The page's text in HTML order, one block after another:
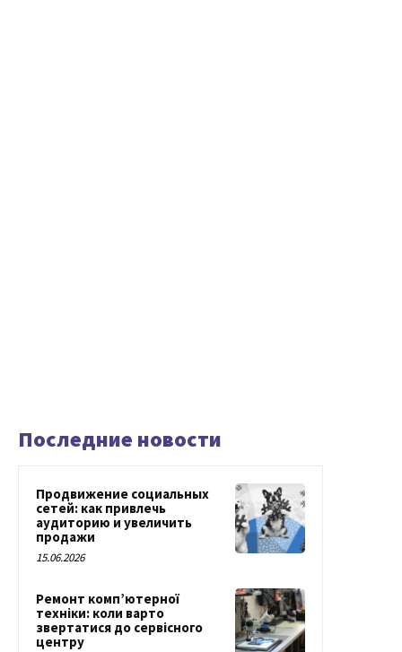
Последние новости
Продвижение социальных
сетей: как привлечь
аудиторию и увеличить
продажи
15.06.2026
Ремонт комп’ютерної
техніки: коли варто
звертатися до сервісного
центру